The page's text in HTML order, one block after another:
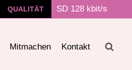
QUALITÄT
Mitmachen Kontakt